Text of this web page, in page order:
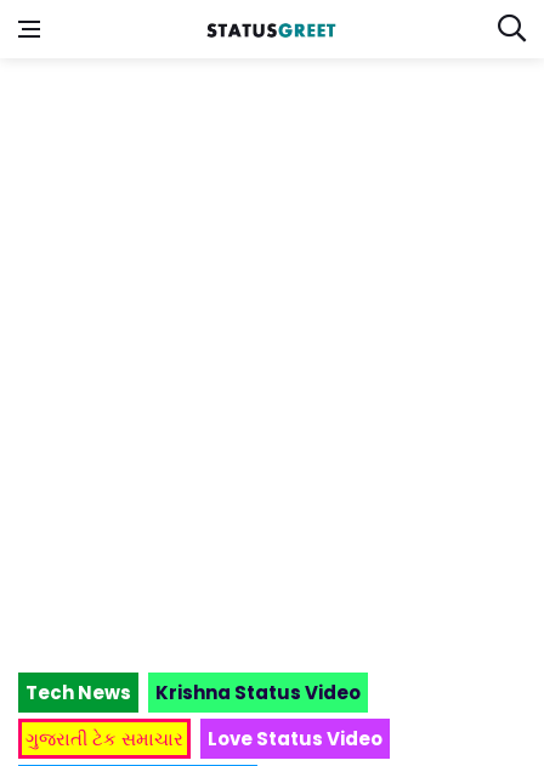
Tech News
Krishna Status Video
ગુજરાતી ટેક સમાચાર
Love Status Video